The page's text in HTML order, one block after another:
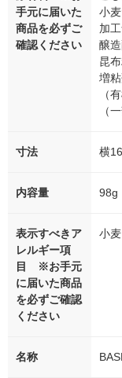
手元に届いた
商品を必ずご
確認ください
小
加
醸
昆
増
（
（
寸法 横
内容量 98g
表示すべきア
レルギー項
目 ※お手元
に届いた商品
を必ずご確認
ください
小
名称